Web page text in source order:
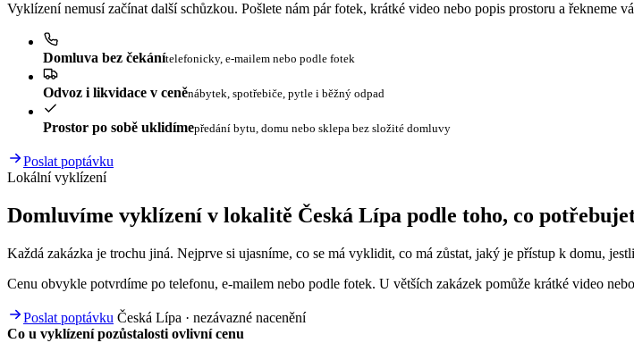
Vyklízení nemusí začínat další schůzkou. Pošlete nám pár fotek, krátké video nebo popis prostoru a řekneme
Domluva bez čekánítelefonicky, e-mailem nebo podle fotek
Odvoz i likvidace v ceněnábytek, spotřebiče, pytle i běžný odpad
Prostor po sobě uklidímepředání bytu, domu nebo sklepa bez složité domluvy
Poslat poptávku
Lokální vyklízení
Domluvíme vyklízení v lokalitě Česká Lípa podle toho, co
Každá zakázka je trochu jiná. Nejprve si ujasníme, co se má vyklidit, co má zůstat, jaký je přístup k domu,
Cenu obvykle potvrdíme po telefonu, e-mailem nebo podle fotek. U větších zakázek pomůže krátké video
Poslat poptávku Česká Lípa · nezávazné nacenění
Co u vyklízení pozůstalosti ovlivní cenu